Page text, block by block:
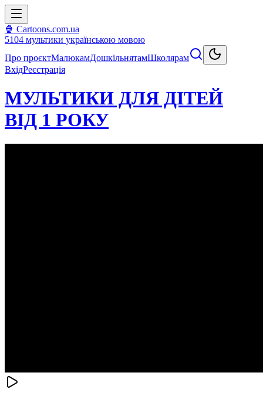
🍿 Cartoons.com.ua
5104 мультики українською мовою
Про проєктМалюкамДошкільнятамШколярам
ВхідРеєстрація
МУЛЬТИКИ ДЛЯ ДІТЕЙ
ВІД 1 РОКУ